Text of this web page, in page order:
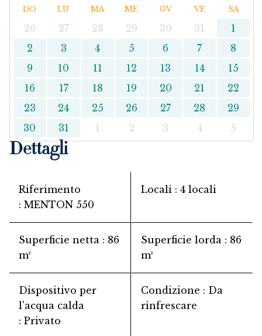
DO LU MA ME GV VE SA
26 27 28 29 30 31
1
2
3 4 5 6 7
8
9
10 11 12 13 14
15
16
17 18 19 20 21
22
23
24 25 26 27 28
29
30
31 1 2 3 4 5
Dettagli
Riferimento
MENTON 550
Locali 4 locali
Superficie netta
86
m²
Superficie lorda
86
m²
Dispositivo per
l'acqua calda
Privato
Condizione
Da
rinfrescare